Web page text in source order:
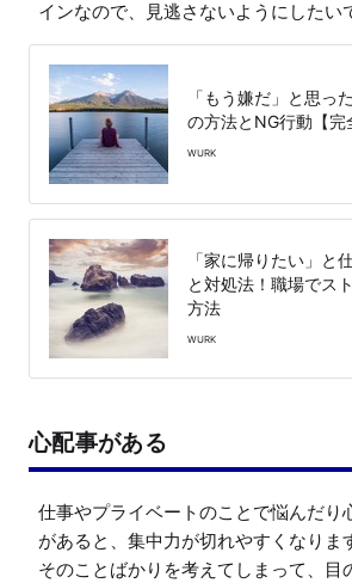
「もう嫌だ」と思っ
の方法とNG行動【完
WURK
「家に帰りたい」と
と対処法！職場でス
方法
WURK
心配事がある
仕事やプライベートのことで悩んだり
があると、集中力が切れやすくなりま
そのことばかりを考えてしまって、目